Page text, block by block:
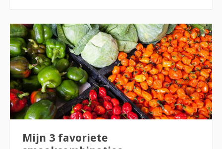
Mijn 3 favoriete